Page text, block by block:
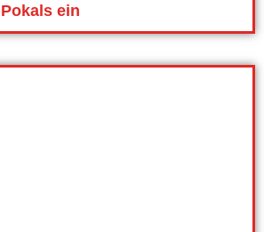
Pokals ein